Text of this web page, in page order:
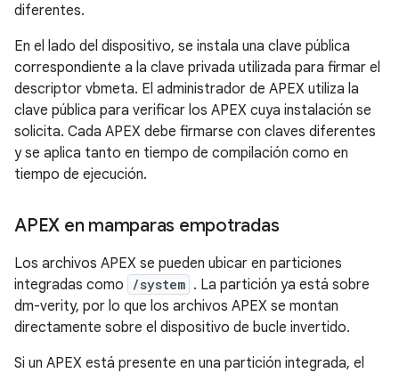
diferentes.
En el lado del dispositivo, se instala una clave pública
correspondiente a la clave privada utilizada para firmar el
descriptor vbmeta. El administrador de APEX utiliza la
clave pública para verificar los APEX cuya instalación se
solicita. Cada APEX debe firmarse con claves diferentes
y se aplica tanto en tiempo de compilación como en
tiempo de ejecución.
APEX en mamparas empotradas
Los archivos APEX se pueden ubicar en particiones
integradas como
/system . La partición ya está sobre
dm-verity, por lo que los archivos APEX se montan
directamente sobre el dispositivo de bucle invertido.
Si un APEX está presente en una partición integrada, el